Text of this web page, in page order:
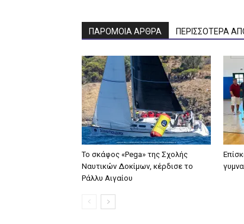
ΠΑΡΟΜΟΙΑ ΑΡΘΡΑ ΠΕΡΙΣΣΟΤΕΡΑ
To σκάφος «Pega» της Σχολής
Ναυτικών Δοκίμων, κέρδισε το
Ράλλυ Αιγαίου